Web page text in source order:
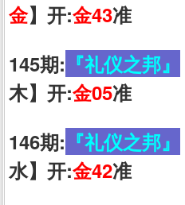
金】开:金43准
145期: 『礼仪之邦』
木】开:金05准
146期: 『礼仪之邦』
水】开:金42准